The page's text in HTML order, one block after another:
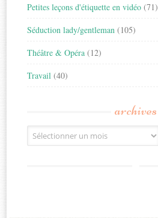
Petites leçons d'étiquette en vidéo (71)
Séduction lady/gentleman (105)
Théâtre & Opéra (12)
Travail (40)
archives
Archives